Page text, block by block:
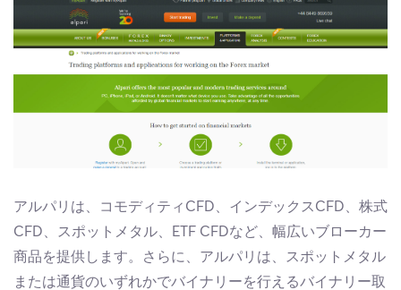
アルパリは、コモディティCFD、インデックスCFD、株式
CFD、スポットメタル、ETF CFDなど、幅広いブローカー
商品を提供します。さらに、アルパリは、スポットメタル
または通貨のいずれかでバイナリーを行えるバイナリー取